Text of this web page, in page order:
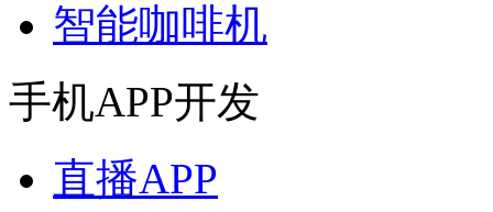
智能咖啡机
手机APP开发
直播APP